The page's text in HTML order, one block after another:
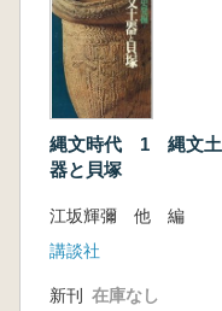
縄文時代 1 縄文土
器と貝塚
江坂輝彌 他 編
講談社
新刊 在庫なし